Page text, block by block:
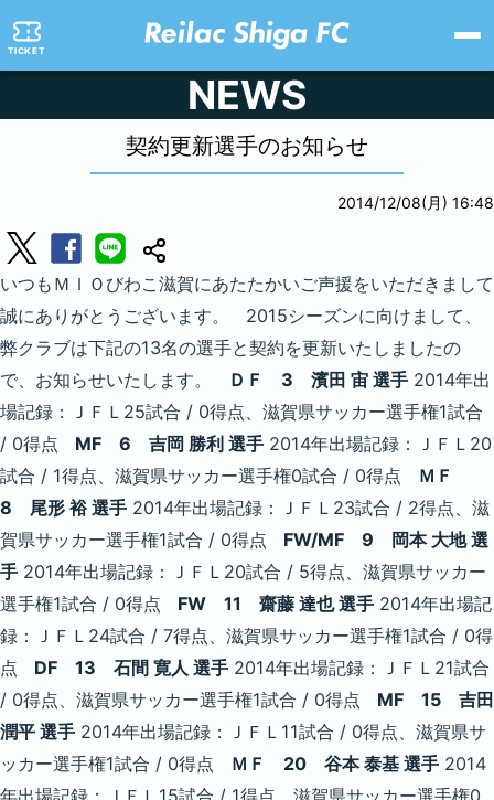
TICKET
NEWS
契約更新選手のお知らせ
2014/12/08(月) 16:48
いつもＭＩＯびわこ滋賀にあたたかいご声援をいただきまして
誠にありがとうございます。 2015シーズンに向けまして、
弊クラブは下記の13名の選手と契約を更新いたしましたの
で、お知らせいたします。
ＤＦ 3 濱田 宙 選手 2014年出
場記録：ＪＦＬ25試合 / 0得点、滋賀県サッカー選手権1試合
/ 0得点 MF 6 吉岡 勝利 選手 2014年出場記録：ＪＦＬ20
試合 / 1得点、滋賀県サッカー選手権0試合 / 0得点 ＭＦ
8 尾形 裕 選手 2014年出場記録：ＪＦＬ23試合 / 2得点、滋
賀県サッカー選手権1試合 / 0得点 FW/MF 9 岡本 大地 選
手 2014年出場記録：ＪＦＬ20試合 / 5得点、滋賀県サッカー
選手権1試合 / 0得点 FW 11 齋藤 達也 選手 2014年出場記
録：ＪＦＬ24試合 / 7得点、滋賀県サッカー選手権1試合 / 0得
点 DF 13 石間 寛人 選手 2014年出場記録：ＪＦＬ21試合
/ 0得点、滋賀県サッカー選手権1試合 / 0得点 MF 15 吉田
潤平 選手 2014年出場記録：ＪＦＬ11試合 / 0得点、滋賀県サ
ッカー選手権1試合 / 0得点 ＭＦ 20 谷本 泰基 選手 2014
年出場記録：ＪＦＬ15試合 / 1得点、滋賀県サッカー選手権0